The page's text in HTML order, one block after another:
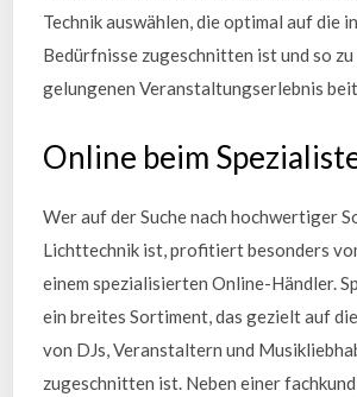
Technik auswählen, die optimal auf die
Bedürfnisse zugeschnitten ist und so zu
gelungenen Veranstaltungserlebnis
Online beim
Wer auf der Suche nach hochwertiger
Lichttechnik ist, profitiert besonders
einem spezialisierten Online-Händler.
ein breites Sortiment, das gezielt auf
von DJs, Veranstaltern und
zugeschnitten ist. Neben einer